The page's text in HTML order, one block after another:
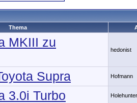
Thema
MKIII zu
hedonist
Supra Hofmann
3.0i Turbo Holehunter